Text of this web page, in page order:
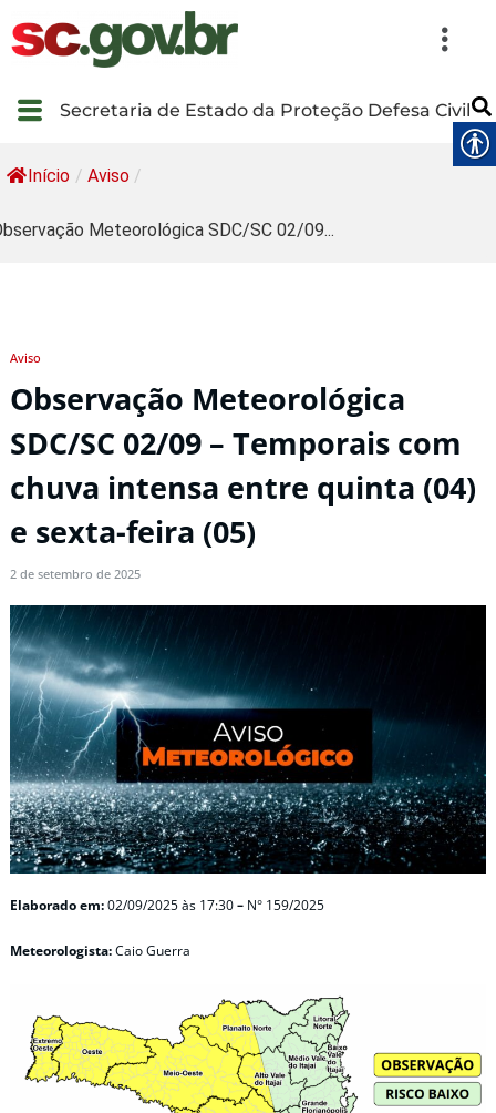
Secretaria de Estado da Proteção Defesa Civil
Início / Aviso /
Meteorológica SDC/SC 02/09...
Aviso
Observação Meteorológica
SDC/SC 02/09 – Temporais com
chuva intensa entre quinta (04)
e sexta-feira (05)
2 de setembro de 2025
Elaborado em:02/09/2025às 17:30– N° 159/2025
Meteorologista:Caio Guerra